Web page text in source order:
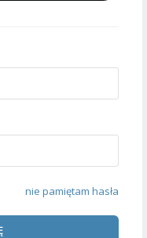
nie pamiętam hasła